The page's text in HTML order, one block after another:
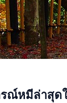
ณ์หมีล่าสุด